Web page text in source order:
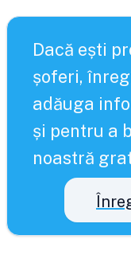
Dacă ești
șoferi,
adăuga
și pentru a
noastră